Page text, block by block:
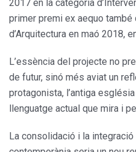
2017 en la categoria
primer premi ex aequo també
d’Arquitectura en maó 2018,
L’essència del projecte no
de futur, sinó més aviat un
protagonista, l’antiga
llenguatge actual que mira i
La consolidació i la